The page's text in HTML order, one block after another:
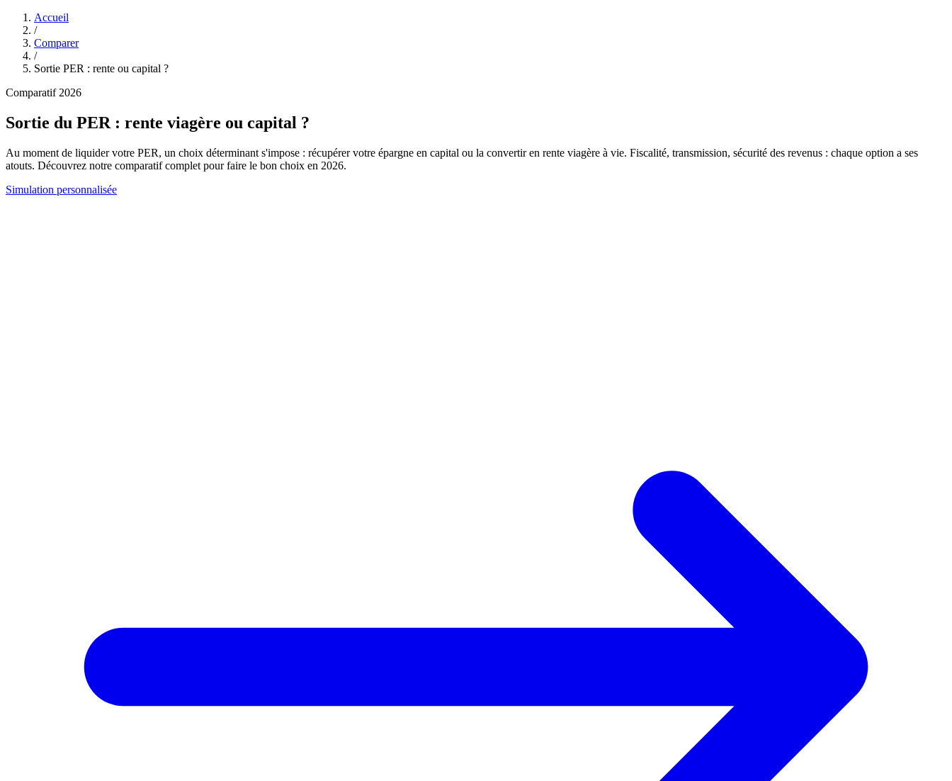
Accueil
/
Comparer
/
Sortie PER : rente ou capital ?
Comparatif 2026
Sortie du PER : rente viagère ou capital ?
Au moment de liquider votre PER, un choix déterminant s'impose : récupérer votre épargne en capital ou la convertir en rente viagère à vie. Fiscalité, transmission, sécurité des revenus : chaque option a ses
atouts. Découvrez notre comparatif complet pour faire le bon choix en 2026.
Simulation personnalisée